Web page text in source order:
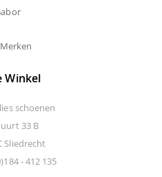
Winkel
schoenen
33 B
Sliedrecht
- 412 135